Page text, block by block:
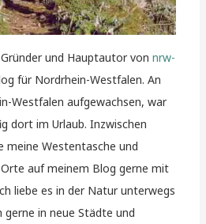
und Hauptautor vonnrw-
für Nordrhein-Westfalen. An
Westfalen aufgewachsen, war
dort im Urlaub. Inzwischen
meine Westentasche und
auf meinem Blog gerne mit
liebe es in der Natur unterwegs
gerne in neue Städte und